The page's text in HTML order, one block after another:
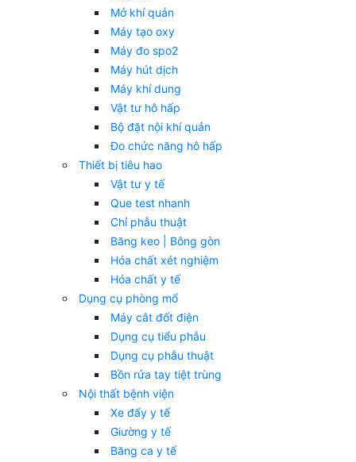
Mở khí quản
Máy tạo oxy
Máy đo spo2
Máy hút dịch
Máy khí dung
Vật tư hô hấp
Bộ đặt nội khí quản
Đo chức năng hô hấp
Thiết bị tiêu hao
Vật tư y tế
Que test nhanh
Chỉ phẫu thuật
Băng keo | Bông gòn
Hóa chất xét nghiệm
Hóa chất y tế
Dụng cụ phòng mổ
Máy cắt đốt điện
Dụng cụ tiểu phẫu
Dụng cụ phẫu thuật
Bồn rửa tay tiệt trùng
Nội thất bệnh viện
Xe đẩy y tế
Giường y tế
Băng ca y tế